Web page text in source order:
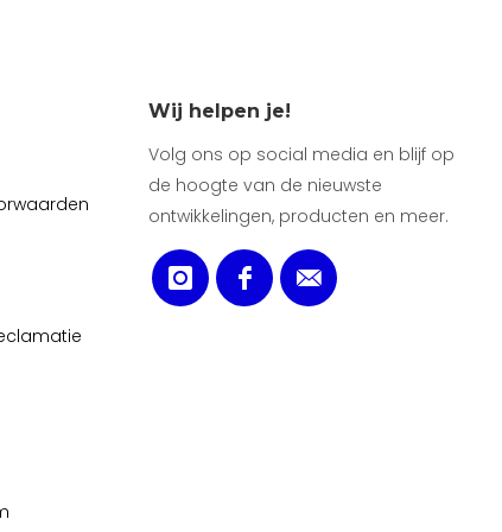
Wij helpen je!
Volg ons op social media en blijf op
de hoogte van de nieuwste
ontwikkelingen, producten en meer.